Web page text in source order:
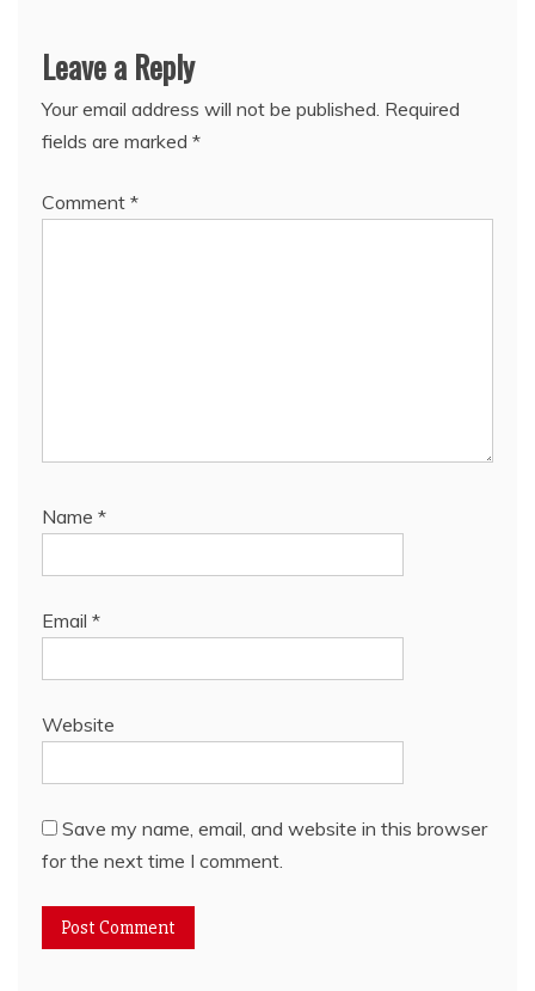
Leave a Reply
Your email address will not be published. Required
fields are marked *
Comment *
Name *
Email *
Website
Save my name, email, and website in this browser
for the next time I comment.